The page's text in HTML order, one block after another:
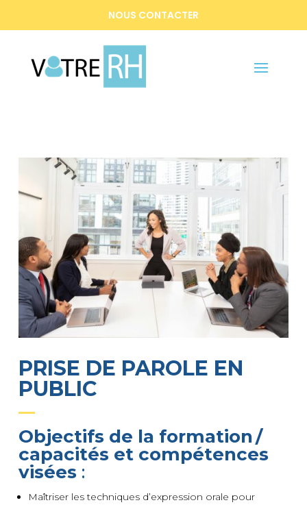
NOUS CONTACTER
PRISE DE PAROLE EN
PUBLIC
Objectifs de la formation /
capacités et compétences
visées :
Maîtriser les techniques d’expression orale pour